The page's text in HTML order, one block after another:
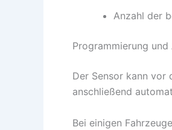
Anzahl der
Programmierung und
Der Sensor kann vor
anschließend
Bei einigen